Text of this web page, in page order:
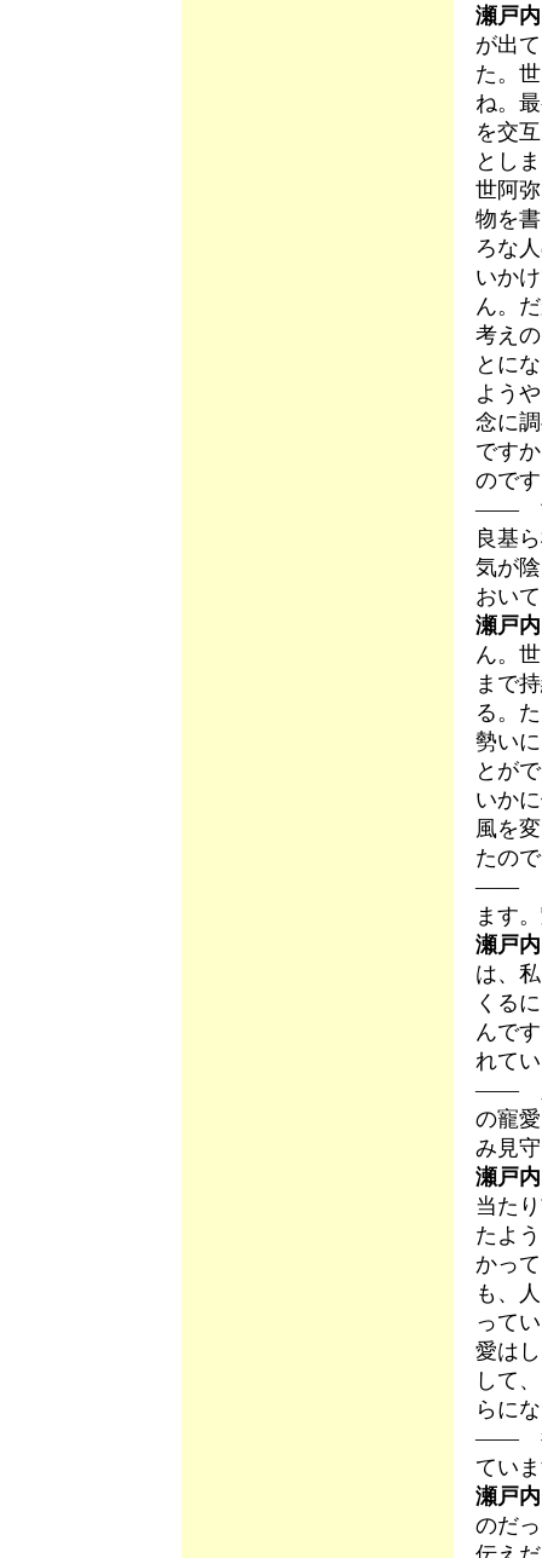
瀬戸内
が出
た。
ね。
を交
とし
世阿
物を
ろな
いか
ん。
考え
とに
よう
念に
です
ので
―― 世
良基
気が
おい
瀬戸内
ん。
まで
る。
勢い
とが
いか
風を
たの
―― そ
ます
瀬戸内
は、
くる
んで
れて
―― 人
の寵
み見
瀬戸内
当た
たよ
かっ
も、
って
愛は
して
らに
―― 後
てい
瀬戸内
のだ